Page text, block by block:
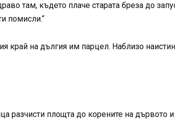
там, където плаче старата бреза до
помисли.“
край на дългия им парцел. Наблизо
разчисти площта до корените на дървото